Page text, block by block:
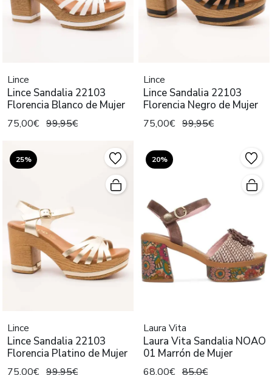
Lince
Lince Sandalia 22103
Florencia Blanco de Mujer
75,00€ 99,95€
Lince
Lince Sandalia 22103
Florencia Negro de Mujer
75,00€ 99,95€
25%
Lince
Lince Sandalia 22103
Florencia Platino de Mujer
75,00€ 99,95€
20%
Laura Vita
Laura Vita Sandalia NOAO
01 Marrón de Mujer
68,00€ 85,0€